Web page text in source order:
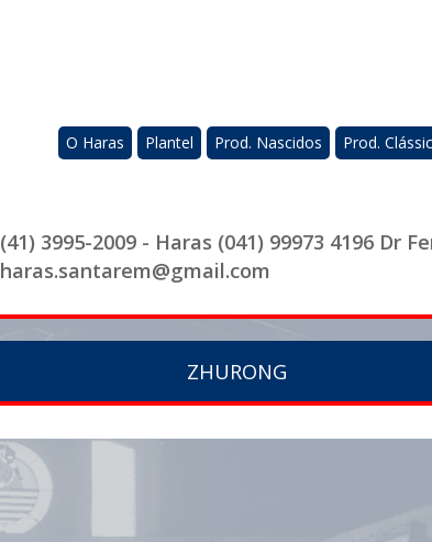
O Haras Plantel Prod. Nascidos Prod.
(41) 3995-2009 - Haras (041) 99973 4196 Dr
haras.santarem@gmail.com
ZHURONG